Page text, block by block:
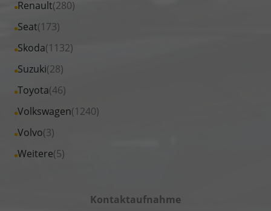
anzeigen
Opel
anzeigen
Peugeot
anzeigen
Renault(280)
Alle
Fahrzeuge
Renault
anzeigen
Seat(173)
Alle
Fahrzeuge
Seat
anzeigen
Skoda(1132)
Alle
Fahrzeuge
Skoda
anzeigen
Suzuki(28)
Alle
Fahrzeuge
Suzuki
anzeigen
Toyota(46)
Alle
Fahrzeuge
Toyota
anzeigen
Volkswagen(1240)
Alle
Fahrzeuge
Volkswagen
Volvo(3)
Alle
Fahrzeuge
Weitere(5)
Alle
Kontaktaufnahme